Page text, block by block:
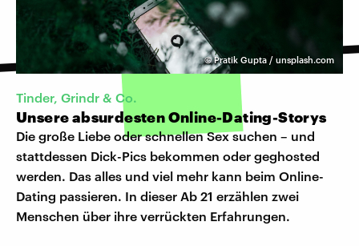
©Pratik Gupta / unsplash.com
Tinder, Grindr & Co.
Unsere absurdesten Online-Dating-Storys
Die große Liebe oder schnellen Sex suchen – und
stattdessen Dick-Pics bekommen oder geghosted
werden. Das alles und viel mehr kann beim Online-
Dating passieren. In dieser Ab 21 erzählen zwei
Menschen über ihre verrückten Erfahrungen.